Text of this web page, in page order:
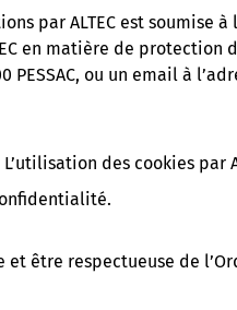
par ALTEC est soumise à
en matière de protection
ou un email à
des cookies par
être respectueuse de